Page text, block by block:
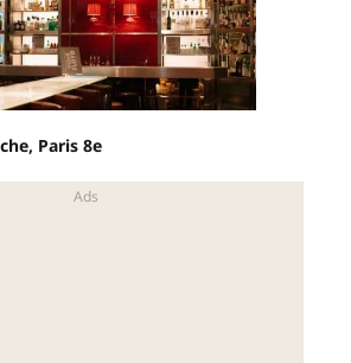
Paris 8e